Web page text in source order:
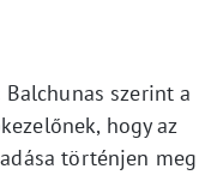
szerint a
hogy az
történjen meg